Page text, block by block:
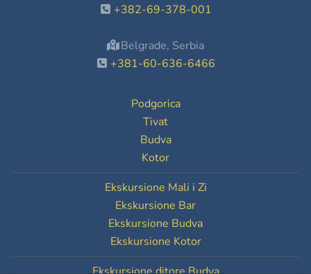
+382-69-378-001
Belgrade, Serbia
+381-60-636-6466
Podgorica
Tivat
Budva
Kotor
Ekskursione Mali i Zi
Ekskursione Bar
Ekskursione Budva
Ekskursione Kotor